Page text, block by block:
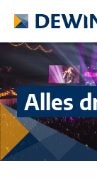
Alles